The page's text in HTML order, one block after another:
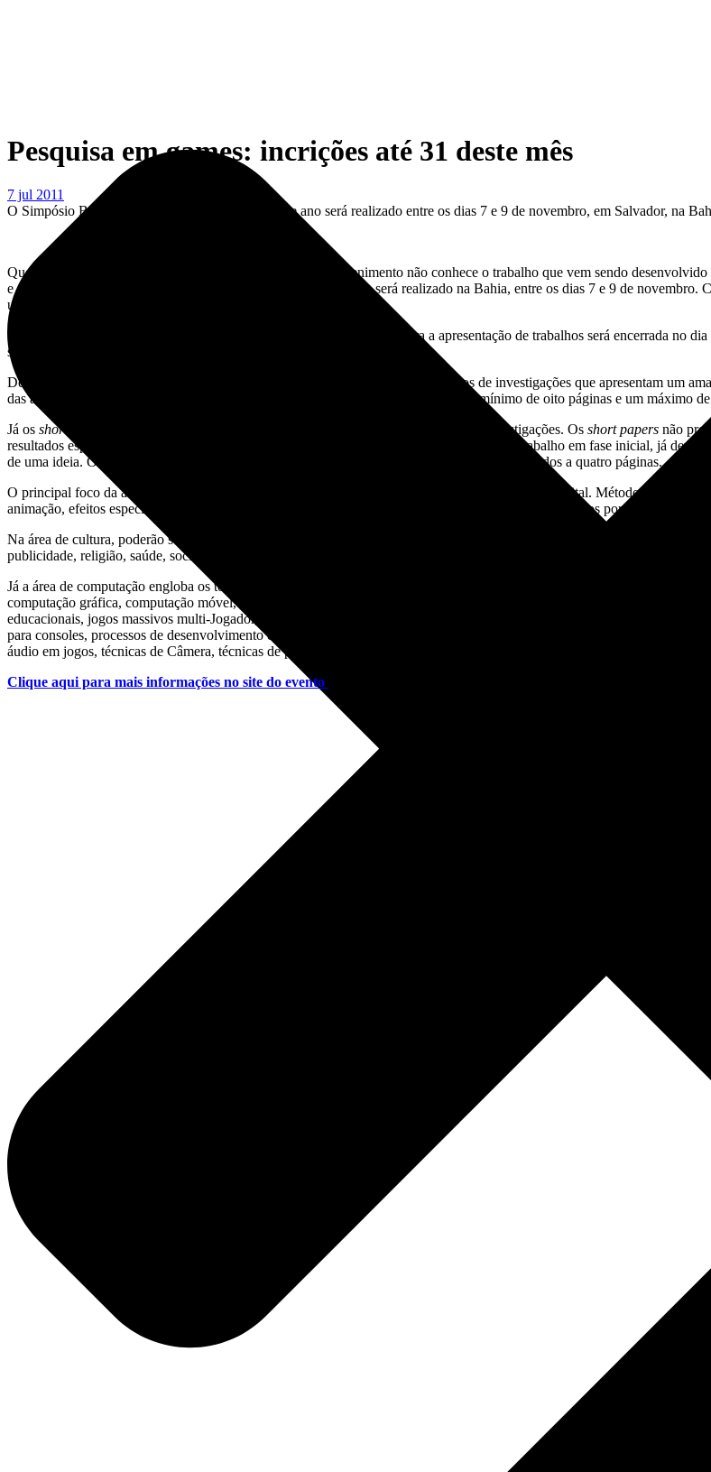
Pesquisa em games: incrições até 31 deste mês
7 jul 2011
O Simpósio Brasileiro de Games (SBGames) deste ano será realizado entre os dias 7 e 9 de novembro, em Salvador, na
Quem acha que jogo eletrônico se resume à diversão e entretenimento não conhece o trabalho que vem sendo
e entretenimento digital da América Latina. Este ano, o encontro será realizado na Bahia, entre os dias 7 e 9 de novembro.
uma mostra de arte.
Lynn Alves, coordenadora-geral do evento, avisa que a convocatória para a apresentação de trabalhos será encerrada no
ser inscritos
De acordo com a convocatória,
são trabalhos que se referem aos resultados de investigações que apresentam um
das áreas. Podem ser escritos em Língua Portuguesa ou em Inglês, devendo ter um mínimo de oito páginas e um máximo de
Já os short papers são pequenos artigos que devem mostrar os resultados iniciais de investigações. Os short papers não
resultados esperados e o método utilizado. Assim, embora o short paper possa mostrar um trabalho em fase inicial, já deve
de uma ideia. Os trabalhos podem ser escritos em Língua Portuguesa ou em Inglês e são limitados a quatro páginas.
O principal foco da área de artes e design é o design de jogos e outras formas de entretenimento digital. Métodos e
animação, efeitos especiais, interfaces, áudio, design de personagens são alguns dos temas contemplados por essa trilha.
Na área de cultura, poderão ser inscritos trabalhos que envolvam games e arte, corpo, crítica, educação, emoção,
publicidade, religião, saúde, sociabilidade, trabalho e violência.
Já a área de computação engloba os tópicos de acessibilidade, agentes emocionais, animação por computador,
computação gráfica, computação móvel, convergência de áreas no desenvolvimento de jogos, expressões faciais, física
educacionais, jogos massivos multi-Jogador, jogos pervasivos e crossmedia, jogos sérios, modelagem física, modelagem
para consoles, processos de desenvolvimento e ferramentas, processamento paralelo CPU-GPU, realidade aumentada,
áudio em jogos, técnicas de Câmera, técnicas de programação para jogos, TV digital interativa.
Clique aqui para mais informações no site do evento